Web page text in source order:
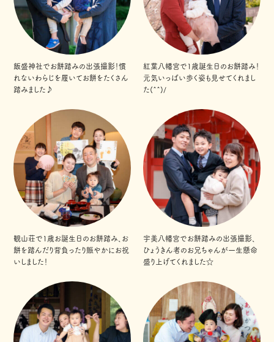
飯盛神社でお餅踏みの出張撮影！慣
れないわらじを履いてお餅をたくさん
踏みました♪
紅葉八幡宮で1歳誕生日のお餅踏み！
元気いっぱい歩く姿も見せてくれまし
た(^^)/
観山荘で1歳お誕生日のお餅踏み、お
餅を踏んだり背負ったり賑やかにお祝
いしました！
宇美八幡宮でお餅踏みの出張撮影、
ひょうきん者のお兄ちゃんが一生懸命
盛り上げてくれました☆